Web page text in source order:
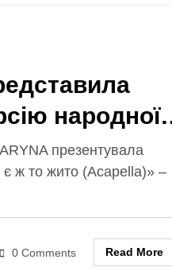
народної
ж то жито» про
України
презентувала
ж то жито (Acapella)» –
0 Comments Read More